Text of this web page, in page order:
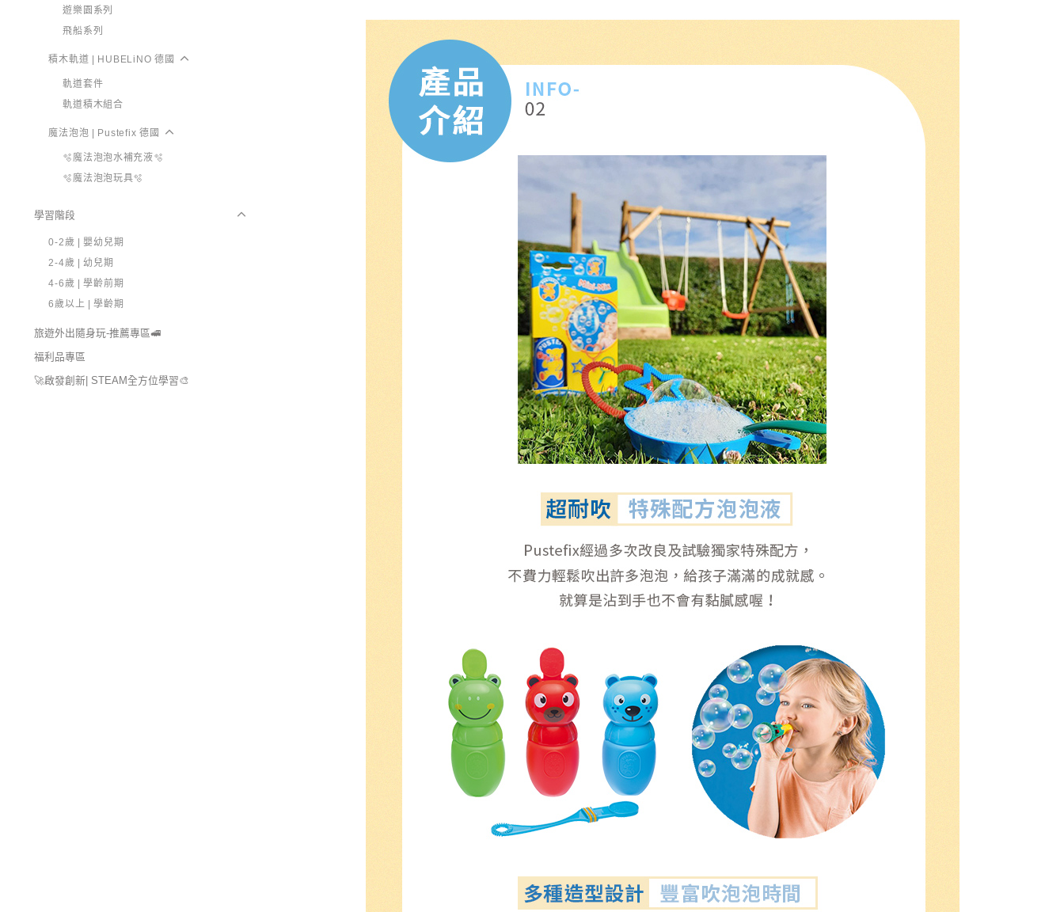
遊樂園系列
飛船系列
積木軌道 | HUBELiNO 德國
軌道套件
軌道積木組合
魔法泡泡 | Pustefix 德國
🫧魔法泡泡水補充液🫧
🫧魔法泡泡玩具🫧
學習階段
0-2歲 | 嬰幼兒期
2-4歲 | 幼兒期
4-6歲 | 學齡前期
6歲以上 | 學齡期
旅遊外出隨身玩-推薦專區🚅
福利品專區
🚀啟發創新| STEAM全方位學習🎨